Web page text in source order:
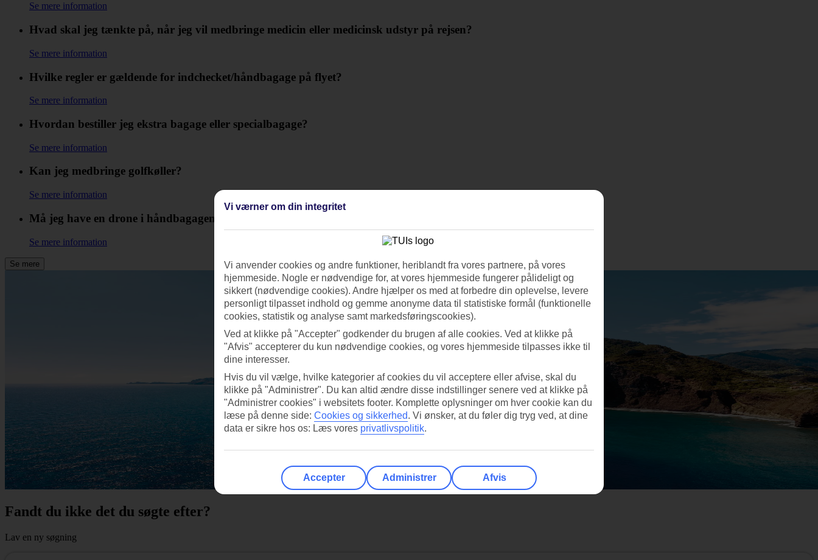
Se mere information
Hvad skal jeg tænkte på, når jeg vil medbringe medicin eller medicinsk udstyr på rejsen?
Se mere information
Hvilke regler er gældende for indchecket/håndbagage på flyet?
Se mere information
Hvordan bestiller jeg ekstra bagage eller specialbagage?
Se mere information
Kan jeg medbringe golfkøller?
Se mere information
Må jeg have en drone i håndbagagen?
Se mere information
Se mere
Fandt du ikke det du søgte efter?
Lav en ny søgning
Vi værner om din integritet
Vi anvender cookies og andre funktioner, heriblandt fra vores partnere, på vores
hjemmeside. Nogle er nødvendige for, at vores hjemmeside fungerer pålideligt og
sikkert (nødvendige cookies). Andre hjælper os med at forbedre din oplevelse, levere
personligt tilpasset indhold og gemme anonyme data til statistiske formål (funktionelle
cookies, statistik og analyse samt markedsføringscookies).
Ved at klikke på "Accepter" godkender du brugen af alle cookies. Ved at klikke på
"Afvis" accepterer du kun nødvendige cookies, og vores hjemmeside tilpasses ikke til
dine interesser.
Hvis du vil vælge, hvilke kategorier af cookies du vil acceptere eller afvise, skal du
klikke på "Administrer". Du kan altid ændre disse indstillinger senere ved at klikke på
"Administrer cookies" i websitets footer. Komplette oplysninger om hver cookie kan du
læse på denne side: Cookies og sikkerhed. Vi ønsker, at du føler dig tryg ved, at dine
data er sikre hos os: Læs vores privatlivspolitik.
Accepter Administrer Afvis